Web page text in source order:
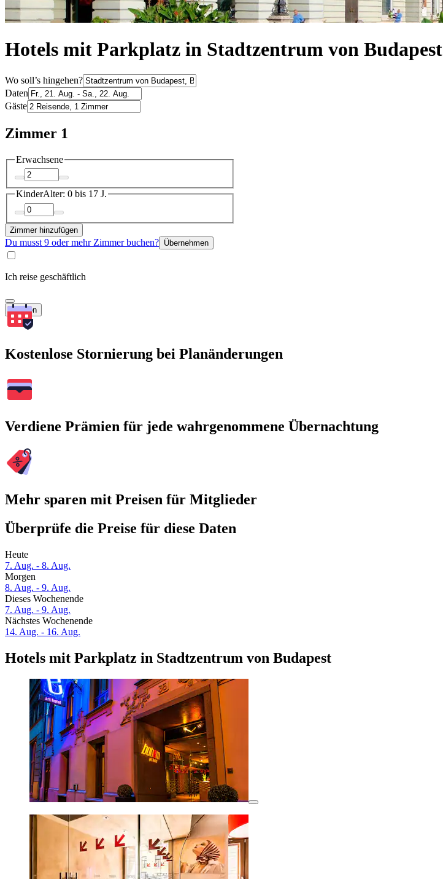
Hotels mit Parkplatz in Stadtzentrum von Budapest
Wo soll’s hingehen?
Daten
Gäste
Zimmer 1
Erwachsene
KinderAlter: 0 bis 17 J.
Zimmer hinzufügen
Du musst 9 oder mehr Zimmer buchen? Übernehmen
Ich reise geschäftlich
Suchen
Kostenlose Stornierung bei Planänderungen
Verdiene Prämien für jede wahrgenommene Übernachtung
Mehr sparen mit Preisen für Mitglieder
Überprüfe die Preise für diese Daten
Heute
7. Aug. - 8. Aug.
Morgen
8. Aug. - 9. Aug.
Dieses Wochenende
7. Aug. - 9. Aug.
Nächstes Wochenende
14. Aug. - 16. Aug.
Hotels mit Parkplatz in Stadtzentrum von Budapest